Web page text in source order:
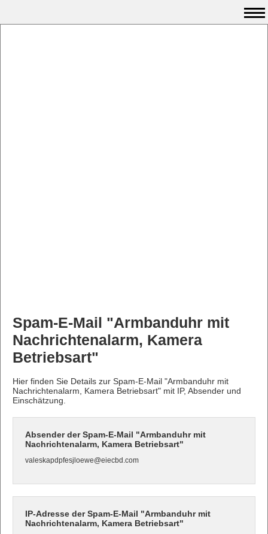
Spam-E-Mail "Armbanduhr mit
Nachrichtenalarm, Kamera
Betriebsart"
Hier finden Sie Details zur Spam-E-Mail "Armbanduhr mit
Nachrichtenalarm, Kamera Betriebsart" mit IP, Absender und
Einschätzung.
Absender der Spam-E-Mail "Armbanduhr mit
Nachrichtenalarm, Kamera Betriebsart"
valeskapdpfesjloewe@eiecbd.com
IP-Adresse der Spam-E-Mail "Armbanduhr mit
Nachrichtenalarm, Kamera Betriebsart"